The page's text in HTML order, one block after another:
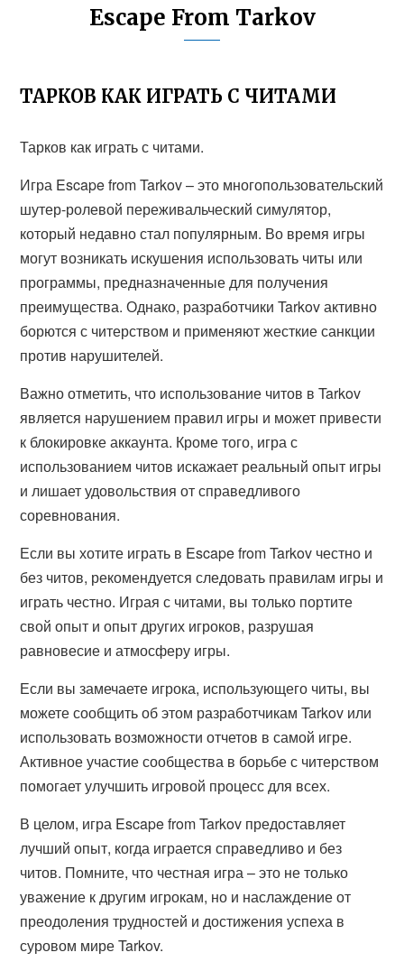
Escape From Tarkov
ТАРКОВ КАК ИГРАТЬ С ЧИТАМИ
Тарков как играть с читами.
Игра Escape from Tarkov – это многопользовательский
шутер-ролевой переживальческий симулятор,
который недавно стал популярным. Во время игры
могут возникать искушения использовать читы или
программы, предназначенные для получения
преимущества. Однако, разработчики Tarkov активно
борются с читерством и применяют жесткие санкции
против нарушителей.
Важно отметить, что использование читов в Tarkov
является нарушением правил игры и может привести
к блокировке аккаунта. Кроме того, игра с
использованием читов искажает реальный опыт игры
и лишает удовольствия от справедливого
соревнования.
Если вы хотите играть в Escape from Tarkov честно и
без читов, рекомендуется следовать правилам игры и
играть честно. Играя с читами, вы только портите
свой опыт и опыт других игроков, разрушая
равновесие и атмосферу игры.
Если вы замечаете игрока, использующего читы, вы
можете сообщить об этом разработчикам Tarkov или
использовать возможности отчетов в самой игре.
Активное участие сообщества в борьбе с читерством
помогает улучшить игровой процесс для всех.
В целом, игра Escape from Tarkov предоставляет
лучший опыт, когда играется справедливо и без
читов. Помните, что честная игра – это не только
уважение к другим игрокам, но и наслаждение от
преодоления трудностей и достижения успеха в
суровом мире Tarkov.